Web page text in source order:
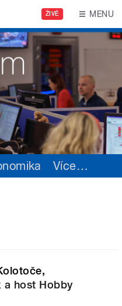
ŽIVĚ MENU
Více…
a host Hobby